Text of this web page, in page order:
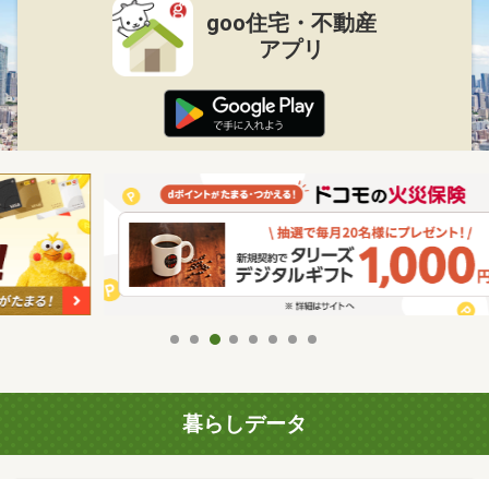
goo住宅・不動産
アプリ
暮らしデータ